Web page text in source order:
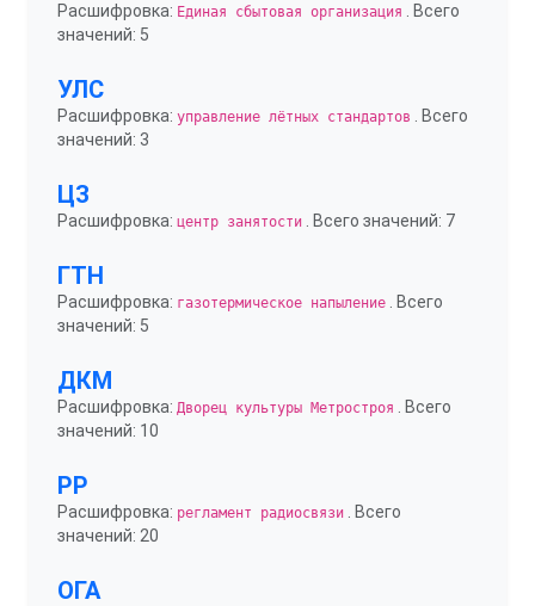
Расшифровка: Единая сбытовая организация
. Всего
значений: 5
УЛС
Расшифровка: управление лётных стандартов
. Всего
значений: 3
ЦЗ
Расшифровка: центр занятости . Всего значений: 7
ГТН
Расшифровка: газотермическое напыление . Всего
значений: 5
ДКМ
Расшифровка: Дворец культуры Метростроя
. Всего
значений: 10
РР
Расшифровка: регламент радиосвязи . Всего
значений: 20
ОГА